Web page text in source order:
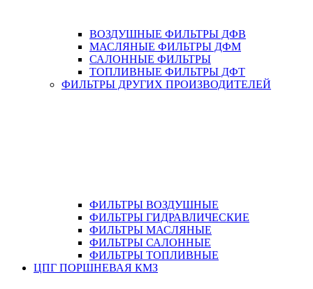
ВОЗДУШНЫЕ ФИЛЬТРЫ ДФВ
МАСЛЯНЫЕ ФИЛЬТРЫ ДФМ
САЛОННЫЕ ФИЛЬТРЫ
ТОПЛИВНЫЕ ФИЛЬТРЫ ДФТ
ФИЛЬТРЫ ДРУГИХ ПРОИЗВОДИТЕЛЕЙ
ФИЛЬТРЫ ВОЗДУШНЫЕ
ФИЛЬТРЫ ГИДРАВЛИЧЕСКИЕ
ФИЛЬТРЫ МАСЛЯНЫЕ
ФИЛЬТРЫ САЛОННЫЕ
ФИЛЬТРЫ ТОПЛИВНЫЕ
ЦПГ ПОРШНЕВАЯ КМЗ